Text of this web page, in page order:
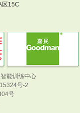
区15C
能训练中心
号-2
号